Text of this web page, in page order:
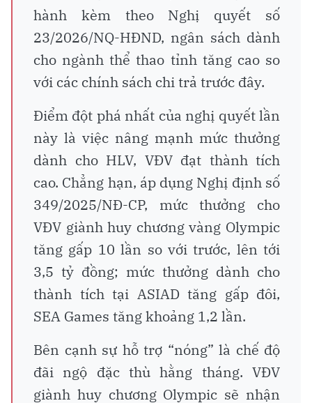
hành kèm theo Nghị quyết số
23/2026/NQ-HĐND, ngân sách dành
cho ngành thể thao tỉnh tăng cao so
với các chính sách chi trả trước đây.
Điểm đột phá nhất của nghị quyết lần
này là việc nâng mạnh mức thưởng
dành cho HLV, VĐV đạt thành tích
cao. Chẳng hạn, áp dụng Nghị định số
349/2025/NĐ-CP, mức thưởng cho
VĐV giành huy chương vàng Olympic
tăng gấp 10 lần so với trước, lên tới
3,5 tỷ đồng; mức thưởng dành cho
thành tích tại ASIAD tăng gấp đôi,
SEA Games tăng khoảng 1,2 lần.
Bên cạnh sự hỗ trợ “nóng” là chế độ
đãi ngộ đặc thù hằng tháng. VĐV
giành huy chương Olympic sẽ nhận